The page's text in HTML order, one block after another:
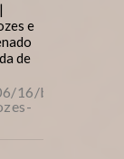
e
de
16/bvps-